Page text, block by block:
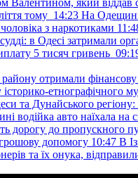
Валентином, який віддав
тому 14:23 На Одещині
з наркотиками
в Одесі затримали
5 тисяч гривень
району отримали
етнографічного
та Дунайського
водійка авто наїхала на
дорогу до пропускного
допомогу 10:47 В
та їх онука,